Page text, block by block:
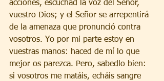
acciones, escuchad la voz del Señor,
vuestro Dios; y el Señor se arrepentirá
de la amenaza que pronunció contra
vosotros. Yo por mi parte estoy en
vuestras manos: haced de mí lo que
mejor os parezca. Pero, sabedlo bien:
si vosotros me matáis, echáis sangre